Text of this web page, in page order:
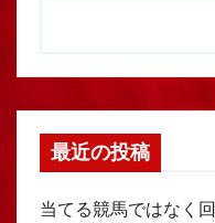
最近の投稿
当てる競馬ではなく